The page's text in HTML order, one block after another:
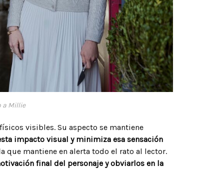
a Millie
visibles. Su aspecto se mantiene
impacto visual y minimiza esa sensación
que mantiene en alerta todo el rato al lector.
final del personaje y obviarlos en la